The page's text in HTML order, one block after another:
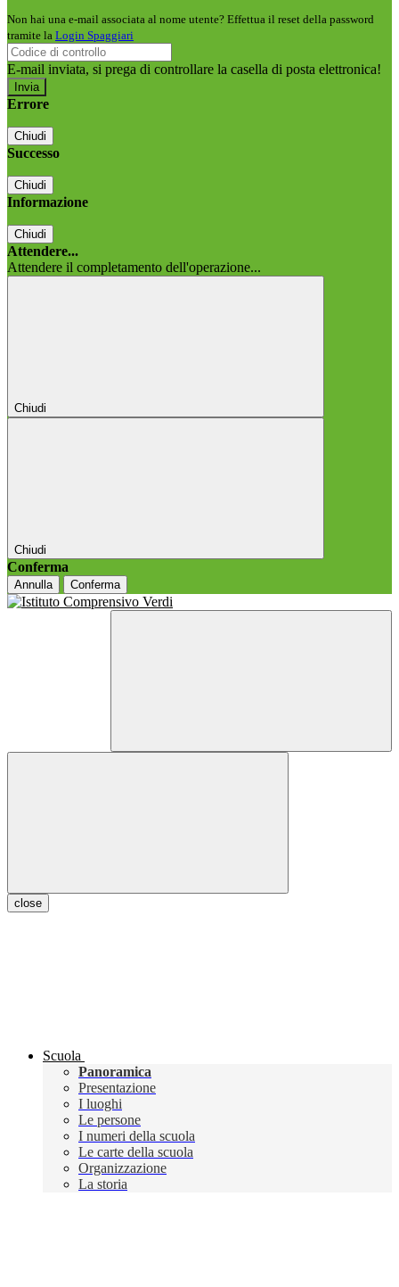
Non hai una e-mail associata al nome utente? Effettua il reset della password
tramite la Login Spaggiari
E-mail inviata, si prega di controllare la casella di posta elettronica!
Errore
Chiudi
Successo
Chiudi
Informazione
Chiudi
Attendere...
Attendere il completamento dell'operazione...
Chiudi
Chiudi
Conferma
Annulla Conferma
close
Scuola
Panoramica
Presentazione
I luoghi
Le persone
I numeri della scuola
Le carte della scuola
Organizzazione
La storia